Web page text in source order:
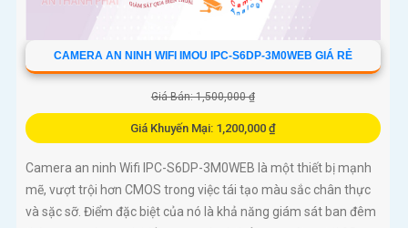
CAMERA AN NINH WIFI IMOU IPC-S6DP-3M0WEB GIÁ RẺ
Giá Bán: 1,500,000 ₫
Giá Khuyến Mại: 1,200,000 ₫
Camera an ninh Wifi IPC-S6DP-3M0WEB là một thiết bị mạnh
mẽ, vượt trội hơn CMOS trong việc tái tạo màu sắc chân thực
và sặc sỡ. Điểm đặc biệt của nó là khả năng giám sát ban đêm